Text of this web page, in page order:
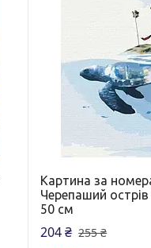
Картина за
Черепаший
50 см
204 ₴ 255 ₴